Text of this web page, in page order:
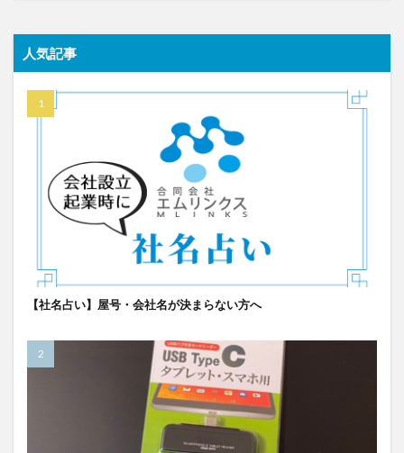
人気記事
【社名占い】屋号・会社名が決まらない方へ